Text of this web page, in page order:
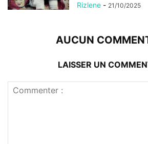
Rizlene - 21/10/2025
AUCUN
LAISSER UN